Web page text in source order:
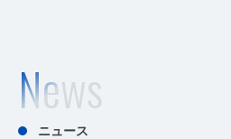
News
ニュース